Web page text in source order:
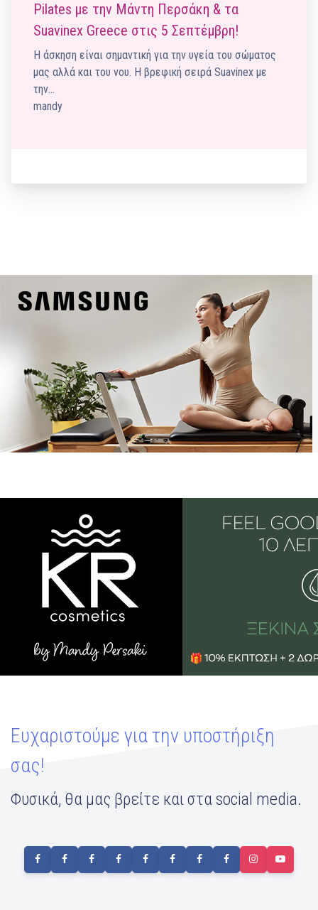
Pilates με την Mάντη Περσάκη & τα
Suavinex Greece στις 5 Σεπτέμβρη!
Η άσκηση είναι σημαντική για την υγεία του σώματος
μας αλλά και του νου. Η βρεφική σειρά Suavinex με
την…
mandy
Ευχαριστούμε για την υποστήριξη
σας!
Φυσικά, θα μας βρείτε και στα social media.